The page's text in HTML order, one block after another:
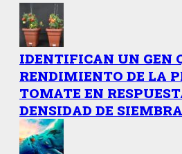
IDENTIFICAN UN GEN
RENDIMIENTO DE LA
TOMATE EN
DENSIDAD DE SIEMBRA